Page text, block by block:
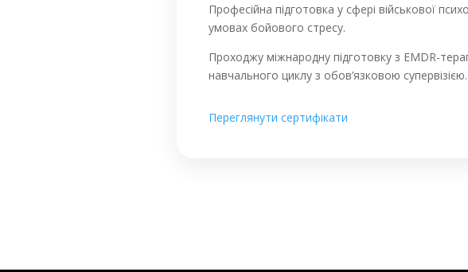
Професійна підготовка у сфері військової
умовах бойового стресу.
Проходжу міжнародну підготовку з EMDR-
навчального циклу з обов’язковою супервізією.
Переглянути сертифікати